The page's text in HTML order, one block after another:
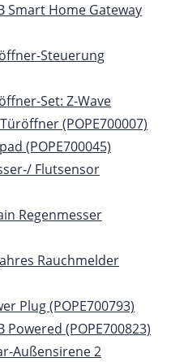
Smart Home Gateway
Steuerung
Set: Z-Wave
(POPE700007)
(POPE700045)
Flutsensor
Regenmesser
Rauchmelder
Plug (POPE700793)
Powered (POPE700823)
Außensirene 2